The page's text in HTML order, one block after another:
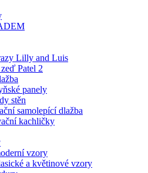
Lilly and Luis
Patel 2
panely
stěn
samolepící dlažba
kachličky
vzory
a květinové vzory